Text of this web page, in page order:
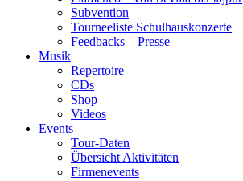
Subvention
Tourneeliste Schulhauskonzerte
Feedbacks – Presse
Musik
Repertoire
CDs
Shop
Videos
Events
Tour-Daten
Übersicht Aktivitäten
Firmenevents